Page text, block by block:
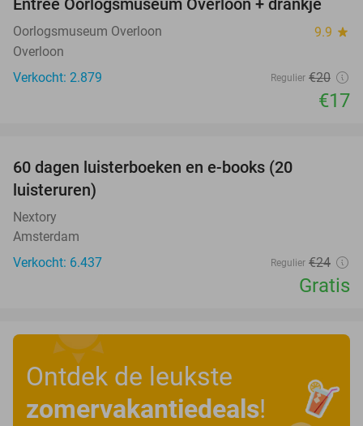
15%
Entree Oorlogsmuseum Overloon + drankje
Oorlogsmuseum Overloon 9.9 star
Overloon
Verkocht: 2.879
Regulier €20
€17
60 dagen luisterboeken en e-books (20
luisteruren)
Nextory
Amsterdam
Verkocht: 6.437
Regulier €24
Gratis
Ontdek de leukste
zomervakantiedeals!